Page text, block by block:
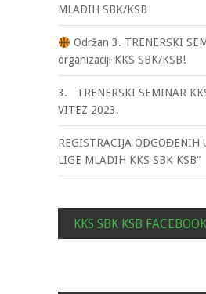
MLADIH SBK/KSB
Održan 3. TRENERSKI
organizaciji KKS SBK/KSB!
3. TRENERSKI SEMINAR
VITEZ 2023.
REGISTRACIJA ODGOĐENIH
LIGE MLADIH KKS SBK KSB“
KKS SBK KSB FACEBOOK